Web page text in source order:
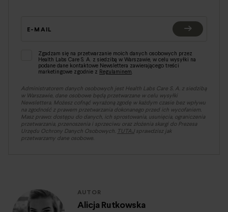
E-MAIL
Zgadzam się na przetwarzanie moich danych osobowych przez
Health Labs Care S. A. z siedzibą w Warszawie, w celu wysyłki na
podane dane kontaktowe Newslettera zawierającego treści
marketingowe zgodnie z Regulaminem.
Administratorem danych osobowych jest Health Labs Care S. A. z siedzibą
w Warszawie, dane osobowe będą przetwarzane w celu wysyłki
Newslettera. Możesz cofnąć wyrażoną zgodę w każdym czasie bez wpływu
na zgodność z prawem przetwarzania dokonanego przed ich wycofaniem.
Masz prawo: dostępu do danych, ich sprostowania, usunięcia, ograniczenia
przetwarzania, przenoszenia i sprzeciwu oraz złożenia skargi do Prezesa
Urzędu Ochrony Danych Osobowych. TUTAJsprawdzisz jak
przetwarzamy dane osobowe.
AUTOR
Alicja Rutkowska